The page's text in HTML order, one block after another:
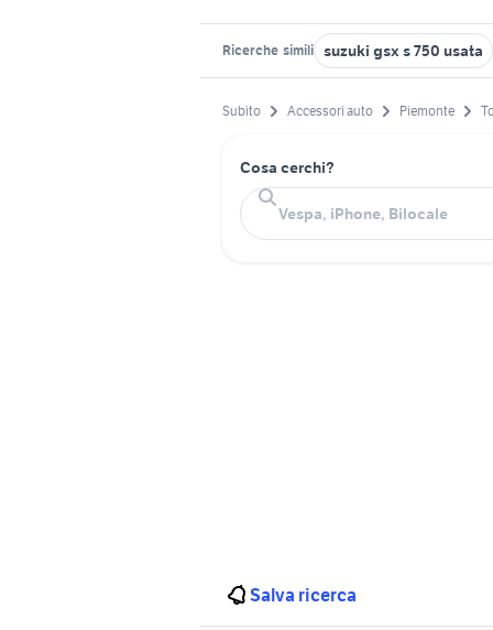
Ricerche simili suzuki gsx s 750 usata
Subito Accessori auto Piemonte
Cosa cerchi?
Salva ricerca